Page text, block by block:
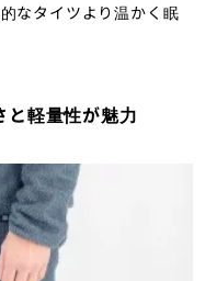
なタイツより温かく眠
軽量性が魅力